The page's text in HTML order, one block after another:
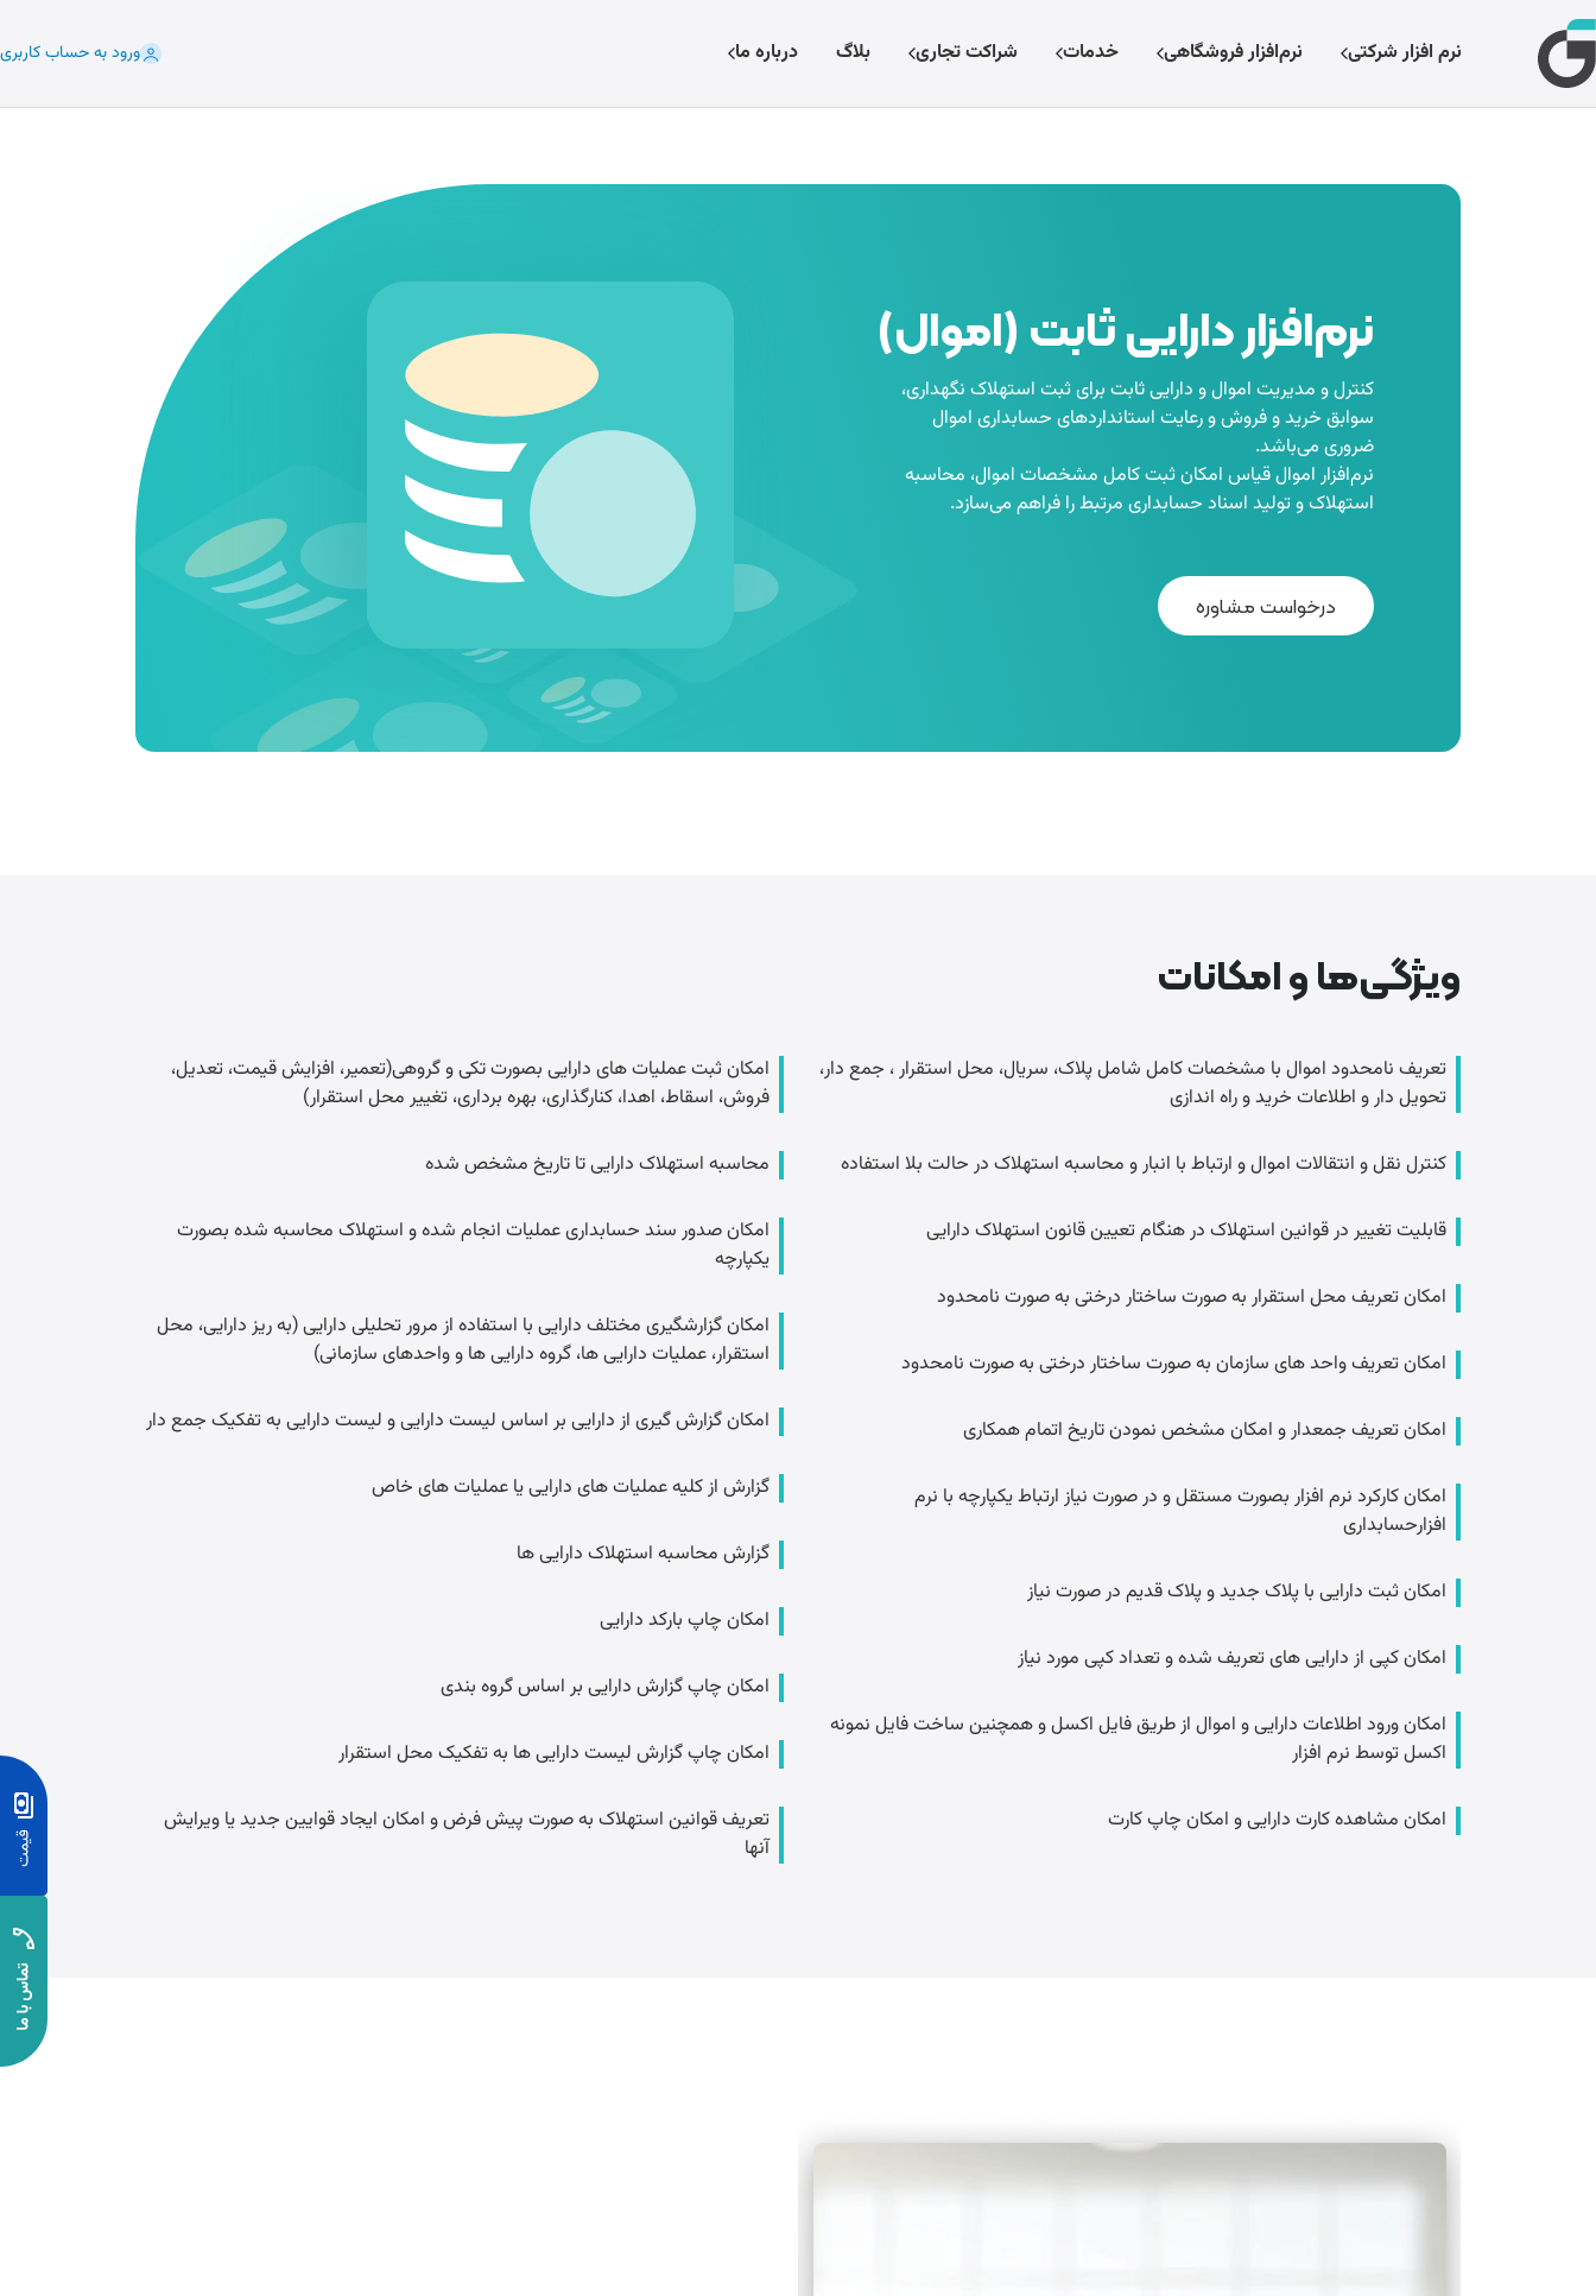
نرم افزار شرکتی نرم‌افزار فروشگاهی خدمات شراکت تجاری بلاگ درباره ما ورود به حساب کاربری
نرم‌افزار دارایی ثابت (اموال)
کنترل و مدیریت اموال و دارایی ثابت برای ثبت استهلاک نگهداری،
سوابق خرید و فروش و رعایت استانداردهای حسابداری اموال
ضروری می‌باشد.
نرم‌افزار اموال قیاس امکان ثبت کامل مشخصات اموال، محاسبه
استهلاک و تولید اسناد حسابداری مرتبط را فراهم می‌سازد.
درخواست مشاوره
ویژگی‌ها و امکانات
تعریف نامحدود اموال با مشخصات کامل شامل پلاک، سریال، محل استقرار ، جمع دار،
تحویل دار و اطلاعات خرید و راه اندازی
کنترل نقل و انتقالات اموال و ارتباط با انبار و محاسبه استهلاک در حالت بلا استفاده
قابلیت تغییر در قوانین استهلاک در هنگام تعیین قانون استهلاک دارایی
امکان تعریف محل استقرار به صورت ساختار درختی به صورت نامحدود
امکان تعریف واحد های سازمان به صورت ساختار درختی به صورت نامحدود
امکان تعریف جمعدار و امکان مشخص نمودن تاریخ اتمام همکاری
امکان کارکرد نرم افزار بصورت مستقل و در صورت نیاز ارتباط یکپارچه با نرم
افزارحسابداری
امکان ثبت دارایی با پلاک جدید و پلاک قدیم در صورت نیاز
امکان کپی از دارایی های تعریف شده و تعداد کپی مورد نیاز
امکان ورود اطلاعات دارایی و اموال از طریق فایل اکسل و همچنین ساخت فایل نمونه
اکسل توسط نرم افزار
امکان مشاهده کارت دارایی و امکان چاپ کارت
امکان ثبت عملیات های دارایی بصورت تکی و گروهی(تعمیر، افزایش قیمت، تعدیل،
فروش، اسقاط، اهدا، کنارگذاری، بهره برداری، تغییر محل استقرار)
محاسبه استهلاک دارایی تا تاریخ مشخص شده
امکان صدور سند حسابداری عملیات انجام شده و استهلاک محاسبه شده بصورت
یکپارچه
امکان گزارشگیری مختلف دارایی با استفاده از مرور تحلیلی دارایی (به ریز دارایی، محل
استقرار، عملیات دارایی ها، گروه دارایی ها و واحدهای سازمانی)
امکان گزارش گیری از دارایی بر اساس لیست دارایی و لیست دارایی به تفکیک جمع دار
گزارش از کلیه عملیات های دارایی یا عملیات های خاص
گزارش محاسبه استهلاک دارایی ها
امکان چاپ بارکد دارایی
امکان چاپ گزارش دارایی بر اساس گروه بندی
امکان چاپ گزارش لیست دارایی ها به تفکیک محل استقرار
تعریف قوانین استهلاک به صورت پیش فرض و امکان ایجاد قوایین جدید یا ویرایش
آنها